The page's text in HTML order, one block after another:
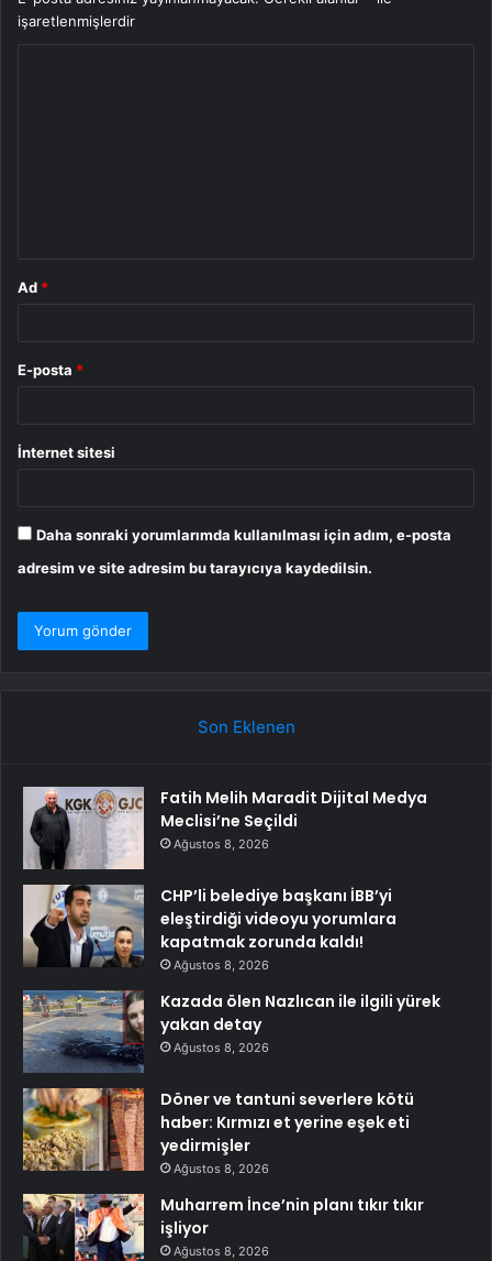
işaretlenmişlerdir
Ad *
E-posta *
İnternet sitesi
Daha sonraki yorumlarımda kullanılması için adım, e-posta
adresim ve site adresim bu tarayıcıya kaydedilsin.
Son Eklenen
Fatih Melih Maradit Dijital Medya
Meclisi’ne Seçildi
Ağustos 8, 2026
CHP’li belediye başkanı İBB’yi
eleştirdiği videoyu yorumlara
kapatmak zorunda kaldı!
Ağustos 8, 2026
Kazada ölen Nazlıcan ile ilgili yürek
yakan detay
Ağustos 8, 2026
Döner ve tantuni severlere kötü
haber: Kırmızı et yerine eşek eti
yedirmişler
Ağustos 8, 2026
Muharrem İnce’nin planı tıkır tıkır
işliyor
Ağustos 8, 2026